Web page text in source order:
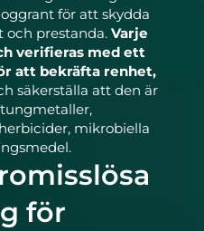
för att skydda
och prestanda.Varje
verifieras med ett
att bekräfta renhet,
säkerställa att den är
mikrobiella
för